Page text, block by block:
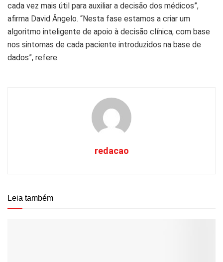
cada vez mais útil para auxiliar a decisão dos médicos”,
afirma David Ângelo. “Nesta fase estamos a criar um
algoritmo inteligente de apoio à decisão clínica, com base
nos sintomas de cada paciente introduzidos na base de
dados”, refere.
redacao
Leia também